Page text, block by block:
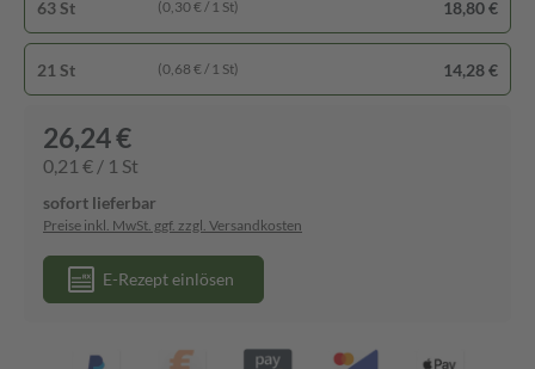
63 St (0,30 € / 1 St) 18,80 €
21 St (0,68 € / 1 St) 14,28 €
26,24 €
0,21 € / 1 St
sofort lieferbar
Preise inkl. MwSt. ggf. zzgl. Versandkosten
E-Rezept einlösen